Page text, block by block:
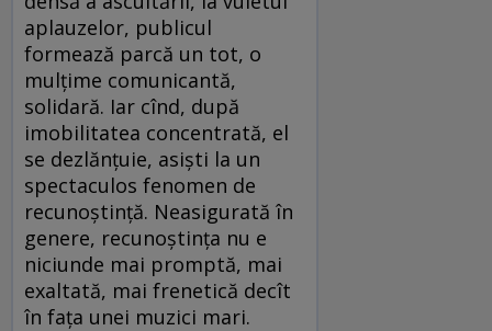
aplauzelor, publicul
formează parcă un tot, o
mulţime comunicantă,
solidară. Iar cînd, după
imobilitatea concentrată, el
se dezlănţuie, asişti la un
spectaculos fenomen de
recunoştinţă. Neasigurată în
genere, recunoştinţa nu e
niciunde mai promptă, mai
exaltată, mai frenetică decît
în faţa unei muzici mari.